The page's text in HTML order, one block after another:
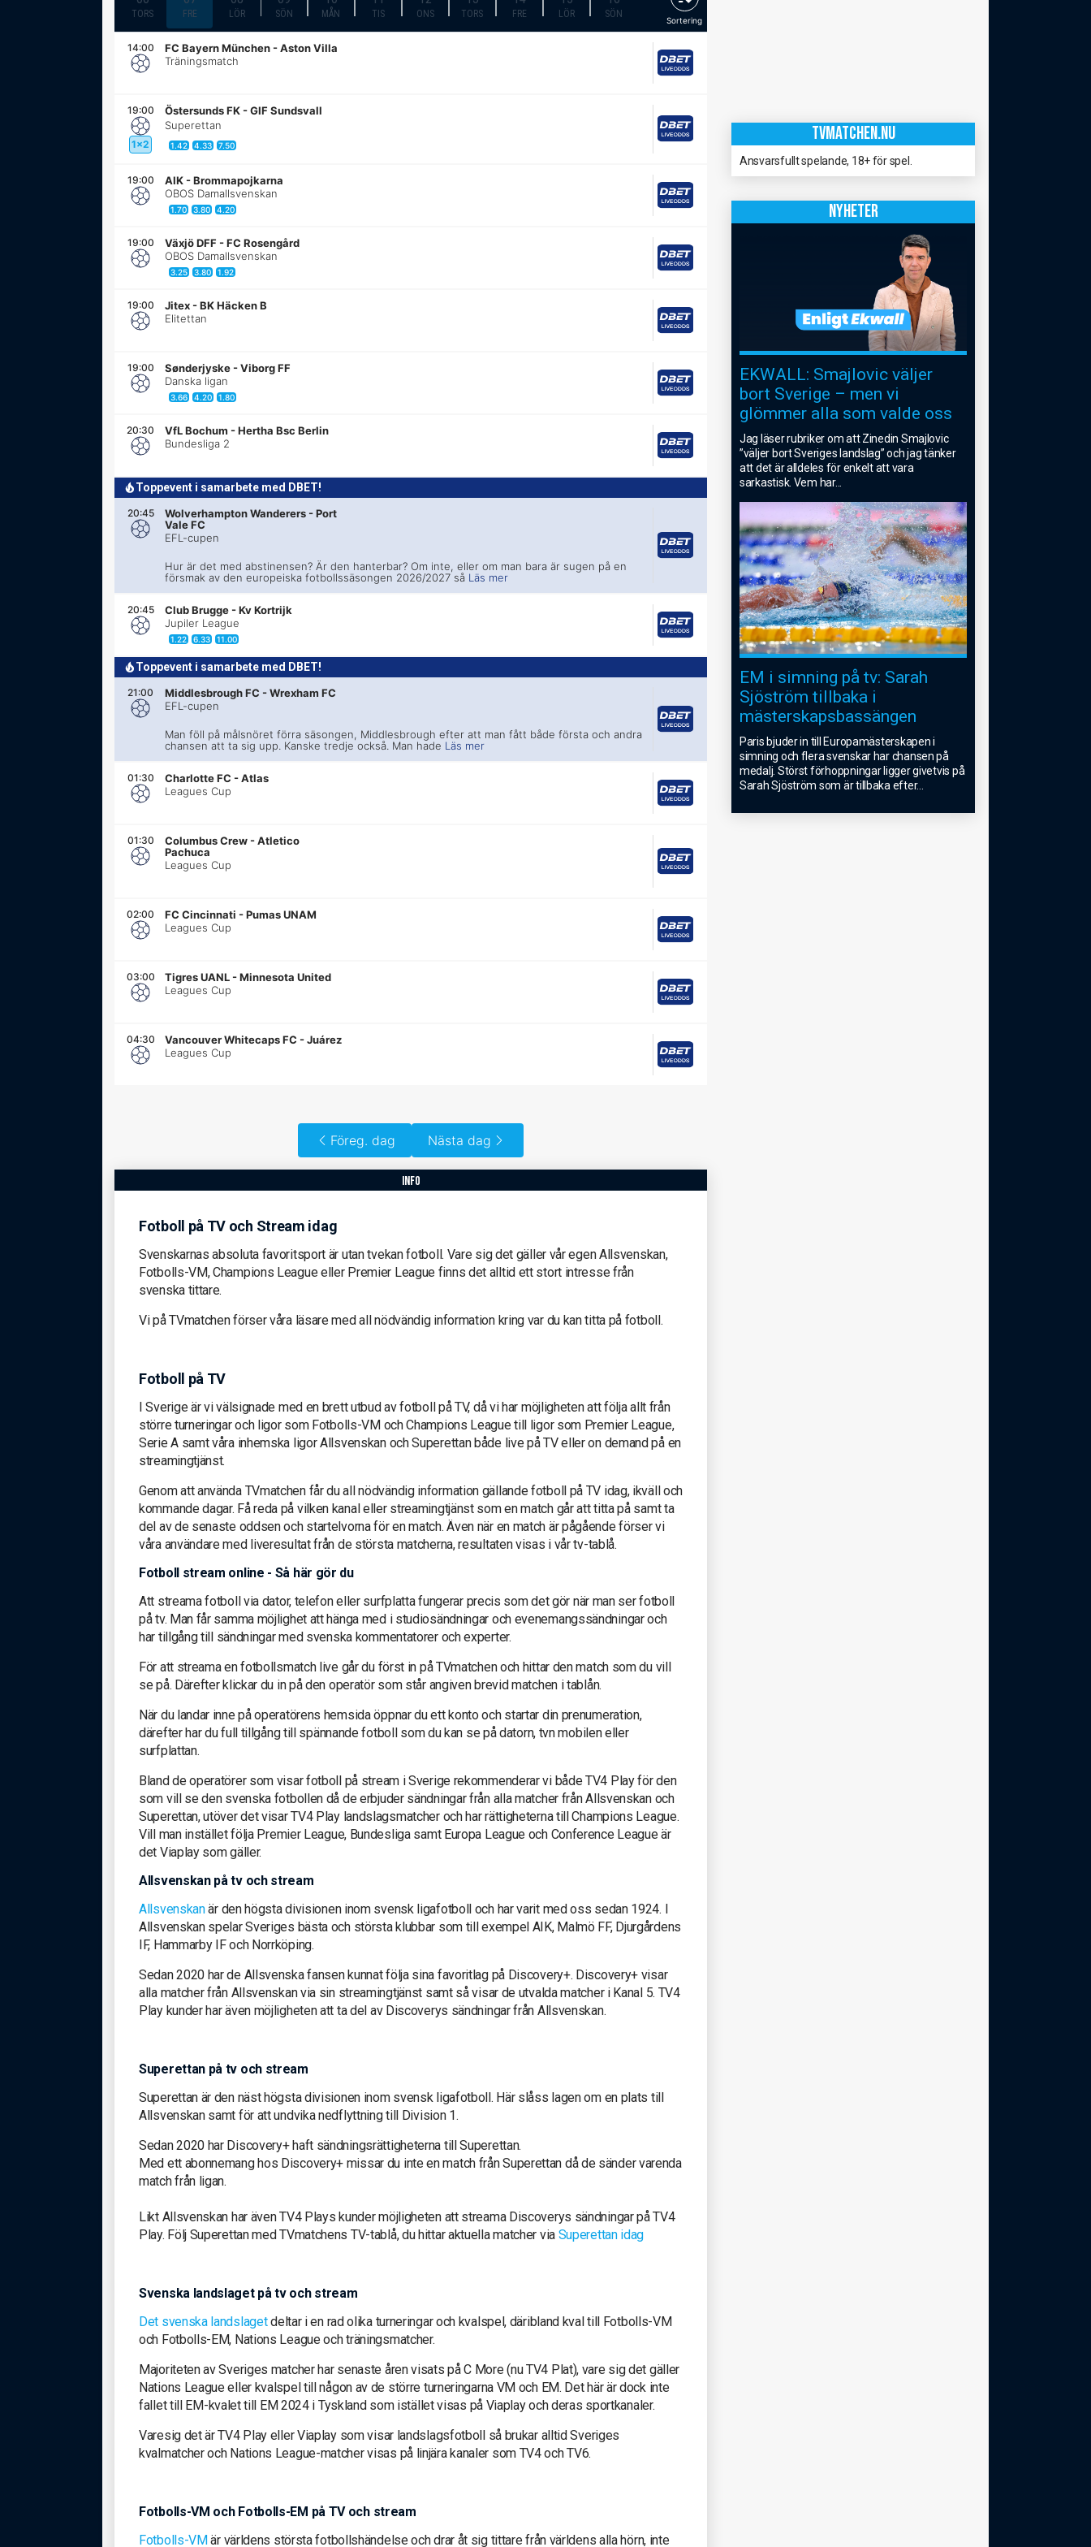
TORS FRE LÖR SÖN MÅN TIS ONS TORS FRE LÖR SÖN
Sortering
14:00 FC Bayern München -Aston Villa
Träningsmatch
19:00
1x2
Östersunds FK -GIF Sundsvall
Superettan
1.42 4.33 7.50
19:00 AIK -Brommapojkarna
OBOS Damallsvenskan
1.70 3.80 4.20
19:00 Växjö DFF -FC Rosengård
OBOS Damallsvenskan
3.25 3.80 1.92
19:00 Jitex -BK Häcken B
Elitettan
19:00 Sønderjyske -Viborg FF
Danska ligan
3.66 4.20 1.80
20:30 VfL Bochum -Hertha Bsc Berlin
Bundesliga 2
Toppevent i samarbete med DBET!
20:45 Wolverhampton Wanderers -Port
Vale FC
EFL-cupen
Hur är det med abstinensen? Är den hanterbar? Om inte, eller om man bara är sugen på en
försmak av den europeiska fotbollssäsongen 2026/2027 så Läs mer
20:45 Club Brugge -Kv Kortrijk
Jupiler League
1.22 6.33 11.00
Toppevent i samarbete med DBET!
21:00 Middlesbrough FC -Wrexham FC
EFL-cupen
Man föll på målsnöret förra säsongen, Middlesbrough efter att man fått både första och andra
chansen att ta sig upp. Kanske tredje också. Man hade Läs mer
01:30 Charlotte FC -Atlas
Leagues Cup
01:30 Columbus Crew -Atletico
Pachuca
Leagues Cup
02:00 FC Cincinnati -Pumas UNAM
Leagues Cup
03:00 Tigres UANL -Minnesota United
Leagues Cup
04:30 Vancouver Whitecaps FC -Juárez
Leagues Cup
Föreg. dag Nästa dag
info
Fotboll på TV och Stream idag
Svenskarnas absoluta favoritsport är utan tvekan fotboll. Vare sig det gäller vår egen Allsvenskan,
Fotbolls-VM, Champions League eller Premier League finns det alltid ett stort intresse från
svenska tittare.
Vi på TVmatchen förser våra läsare med all nödvändig information kring var du kan titta på fotboll.
Fotboll på TV
I Sverige är vi välsignade med en brett utbud av fotboll på TV, då vi har möjligheten att följa allt från
större turneringar och ligor som Fotbolls-VM och Champions League till ligor som Premier League,
Serie A samt våra inhemska ligor Allsvenskan och Superettan både live på TV eller on demand på en
streamingtjänst.
Genom att använda TVmatchen får du all nödvändig information gällande fotboll på TV idag, ikväll och
kommande dagar. Få reda på vilken kanal eller streamingtjänst som en match går att titta på samt ta
del av de senaste oddsen och startelvorna för en match. Även när en match är pågående förser vi
våra användare med liveresultat från de största matcherna, resultaten visas i vår tv-tablå.
Fotboll stream online - Så här gör du
Att streama fotboll via dator, telefon eller surfplatta fungerar precis som det gör när man ser fotboll
på tv. Man får samma möjlighet att hänga med i studiosändningar och evenemangssändningar och
har tillgång till sändningar med svenska kommentatorer och experter.
För att streama en fotbollsmatch live går du först in på TVmatchen och hittar den match som du vill
se på. Därefter klickar du in på den operatör som står angiven brevid matchen i tablån.
När du landar inne på operatörens hemsida öppnar du ett konto och startar din prenumeration,
därefter har du full tillgång till spännande fotboll som du kan se på datorn, tvn mobilen eller
surfplattan.
Bland de operatörer som visar fotboll på stream i Sverige rekommenderar vi både TV4 Play för den
som vill se den svenska fotbollen då de erbjuder sändningar från alla matcher från Allsvenskan och
Superettan, utöver det visar TV4 Play landslagsmatcher och har rättigheterna till Champions League.
Vill man instället följa Premier League, Bundesliga samt Europa League och Conference League är
det Viaplay som gäller.
Allsvenskan på tv och stream
Allsvenskanär den högsta divisionen inom svensk ligafotboll och har varit med oss sedan 1924. I
Allsvenskan spelar Sveriges bästa och största klubbar som till exempel AIK, Malmö FF, Djurgårdens
IF, Hammarby IF och Norrköping.
Sedan 2020 har de Allsvenska fansen kunnat följa sina favoritlag på Discovery+. Discovery+ visar
alla matcher från Allsvenskan via sin streamingtjänst samt så visar de utvalda matcher i Kanal 5. TV4
Play kunder har även möjligheten att ta del av Discoverys sändningar från Allsvenskan.
Superettan på tv och stream
Superettan är den näst högsta divisionen inom svensk ligafotboll. Här slåss lagen om en plats till
Allsvenskan samt för att undvika nedflyttning till Division 1.
Sedan 2020 har Discovery+ haft sändningsrättigheterna till Superettan.
Med ett abonnemang hos Discovery+ missar du inte en match från Superettan då de sänder varenda
match från ligan.
Likt Allsvenskan har även TV4 Plays kunder möjligheten att streama Discoverys sändningar på TV4
Play. Följ Superettan med TVmatchens TV-tablå, du hittar aktuella matcher via Superettan idag
Svenska landslaget på tv och stream
Det svenska landslagetdeltar i en rad olika turneringar och kvalspel, däribland kval till Fotbolls-VM
och Fotbolls-EM, Nations League och träningsmatcher.
Majoriteten av Sveriges matcher har senaste åren visats på C More (nu TV4 Plat), vare sig det gäller
Nations League eller kvalspel till någon av de större turneringarna VM och EM. Det här är dock inte
fallet till EM-kvalet till EM 2024 i Tyskland som istället visas på Viaplay och deras sportkanaler.
Varesig det är TV4 Play eller Viaplay som visar landslagsfotboll så brukar alltid Sveriges
kvalmatcher och Nations League-matcher visas på linjära kanaler som TV4 och TV6.
Fotbolls-VM och Fotbolls-EM på TV och stream
Fotbolls-VMär världens största fotbollshändelse och drar åt sig tittare från världens alla hörn, inte
TVMATCHEN.NU
Ansvarsfullt spelande, 18+ för spel.
NYHETER
EKWALL: Smajlovic väljer
bort Sverige – men vi
glömmer alla som valde oss
Jag läser rubriker om att Zinedin Smajlovic
”väljer bort Sveriges landslag” och jag tänker
att det är alldeles för enkelt att vara
sarkastisk. Vem har...
EM i simning på tv: Sarah
Sjöström tillbaka i
mästerskapsbassängen
Paris bjuder in till Europamästerskapen i
simning och flera svenskar har chansen på
medalj. Störst förhoppningar ligger givetvis på
Sarah Sjöström som är tillbaka efter...